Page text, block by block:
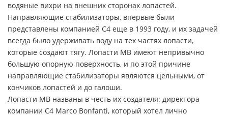
водяные вихри на внешних сторонах лопастей.
Направляющие стабилизаторы, впервые были
представлены компанией C4 еще в 1993 году, и их задачей
всегда было удерживать воду на тех частях лопасти,
которые создают тягу. Лопасти MB имеют непривычно
большую опорную поверхность, и по этой причине
направляющие стабилизаторы являются цельными, от
кончиков лопастей и до галоши.
Лопасти MB названы в честь их создателя: директора
компании C4 Marco Bonfanti, который хотел лично